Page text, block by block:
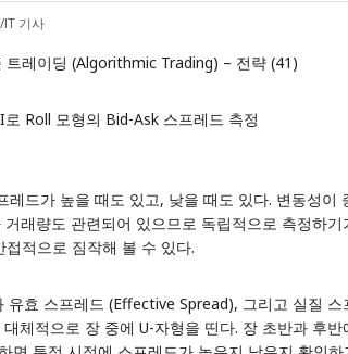
IT 기사
트레이딩 (Algorithmic Trading) – 전략 (41)
로 Roll 모형의 Bid-Ask 스프레드 측정
드가 높을 때도 있고, 낮을 때도 있다. 변동성이
래량도 관련되어 있으므로 독립적으로 측정하
적으로 짐작해 볼 수 있다.
효 스프레드 (Effective Spread), 그리고 실질
체적으로 장 중에 U-자형을 띤다. 장 초반과 후